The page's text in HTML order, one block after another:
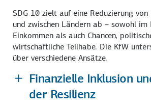
SDG 10 zielt auf eine Reduzierung
und zwischen Ländern ab – sowohl
Einkommen als auch Chancen,
wirtschaftliche Teilhabe. Die KfW
über verschiedene Ansätze.
Finanzielle Inklusion
der Resilienz